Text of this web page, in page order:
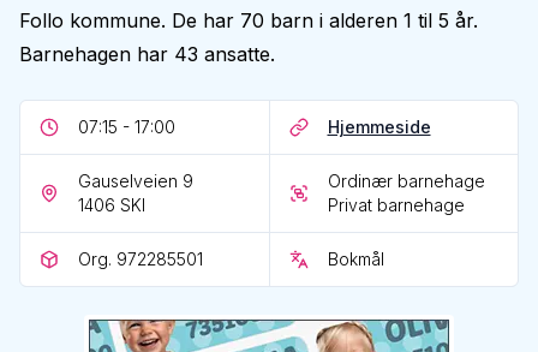
Follo kommune. De har 70 barn i alderen 1 til 5 år.
Barnehagen har 43 ansatte.
07:15 - 17:00 Hjemmeside
Gauselveien 9
1406 SKI
Ordinær barnehage
Privat barnehage
Org. 972285501 Bokmål